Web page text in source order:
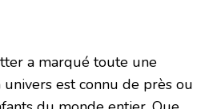
a marqué toute une
est connu de près ou